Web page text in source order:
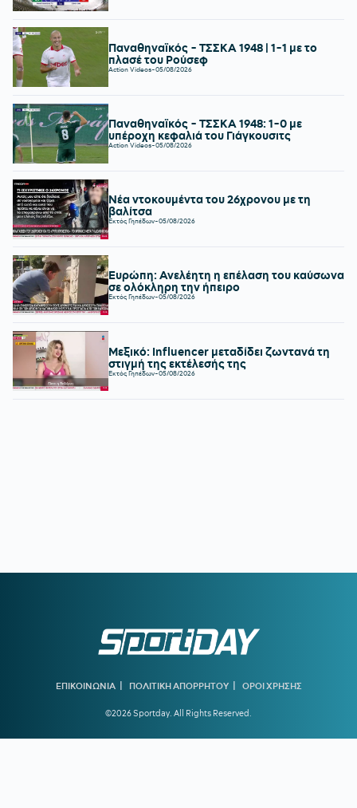
Παναθηναϊκός - ΤΣΣΚΑ 1948 | 1-1 με το
πλασέ του Ρούσεφ
Action Videos-05/08/2026
Παναθηναϊκός - ΤΣΣΚΑ 1948: 1-0 με
υπέροχη κεφαλιά του Γιάγκουσιτς
Action Videos-05/08/2026
Νέα ντοκουμέντα του 26χρονου με τη
βαλίτσα
Εκτός Γηπέδων-05/08/2026
Ευρώπη: Ανελέητη η επέλαση του καύσωνα
σε ολόκληρη την ήπειρο
Εκτός Γηπέδων-05/08/2026
Μεξικό: Influencer μεταδίδει ζωντανά τη
στιγμή της εκτέλεσής της
Εκτός Γηπέδων-05/08/2026
ΕΠΙΚΟΙΝΩΝΙΑ | ΠΟΛΙΤΙΚΗ ΑΠΟΡΡΗΤΟΥ | ΟΡΟΙ ΧΡΗΣΗΣ
©2026 Sportday. All Rights Reserved.